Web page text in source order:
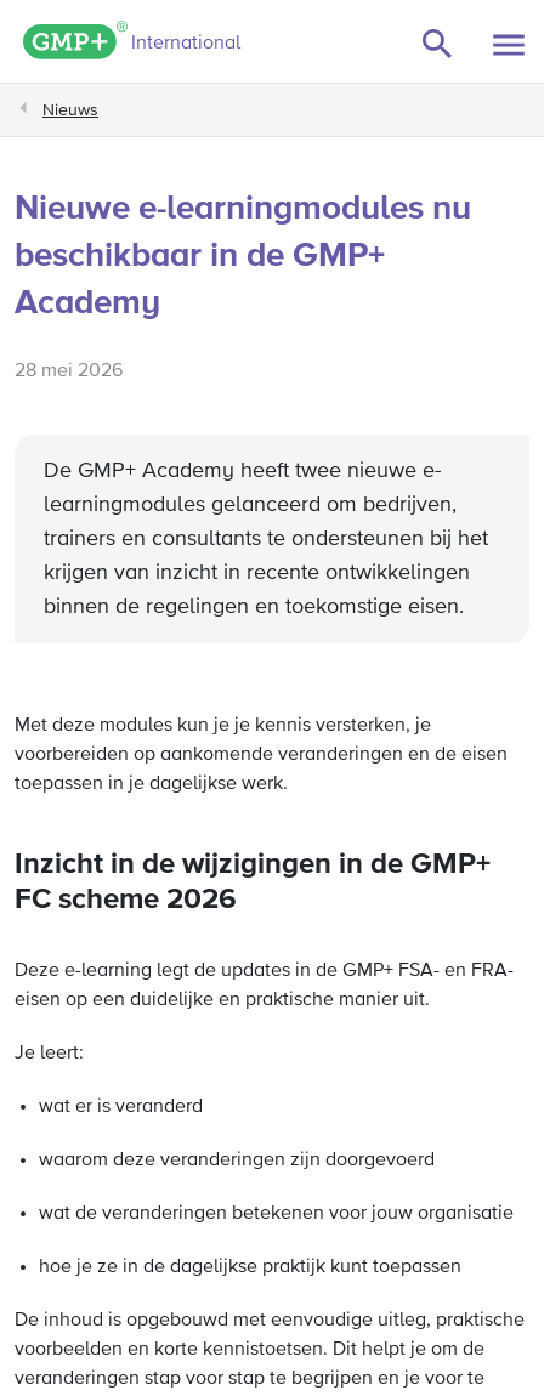
GMP+ logo
International
Nieuws
Nieuwe e-learningmodules nu
beschikbaar in de GMP+
Academy
28 mei 2026
De GMP+ Academy heeft twee nieuwe e-
learningmodules gelanceerd om bedrijven,
trainers en consultants te ondersteunen bij het
krijgen van inzicht in recente ontwikkelingen
binnen de regelingen en toekomstige eisen.
Met deze modules kun je je kennis versterken, je
voorbereiden op aankomende veranderingen en de eisen
toepassen in je dagelijkse werk.
Inzicht in de wijzigingen in de GMP+
FC scheme 2026
Deze e-learning legt de updates in de GMP+ FSA- en FRA-
eisen op een duidelijke en praktische manier uit.
Je leert:
wat er is veranderd
waarom deze veranderingen zijn doorgevoerd
wat de veranderingen betekenen voor jouw organisatie
hoe je ze in de dagelijkse praktijk kunt toepassen
De inhoud is opgebouwd met eenvoudige uitleg, praktische
voorbeelden en korte kennistoetsen. Dit helpt je om de
veranderingen stap voor stap te begrijpen en je voor te